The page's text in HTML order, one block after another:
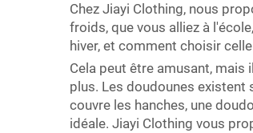
Chez Jiayi Clothing, nous
froids, que vous alliez à
hiver, et comment choisir
Cela peut être amusant,
plus. Les doudounes existent
couvre les hanches, une
idéale. Jiayi Clothing vous